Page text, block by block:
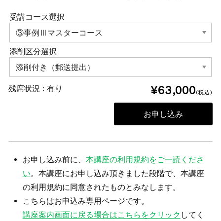
受講コース選択
添削区分選択
残席状況 :有り ¥63,000(税込)
お申し込み前に、 本講座の利用規約をご一読くださ
い。本講座にお申し込み頂きました段階で、本講座
の利用規約に同意されたものとみなします。
こちらはお申込み専用ページです。
講座案内画面に戻る場合はこちらをクリック してく